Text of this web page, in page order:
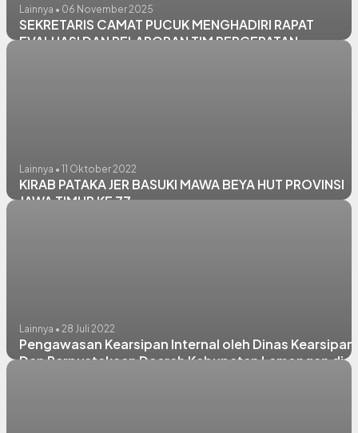
Lainnya • 06 November 2025
SEKRETARIS CAMAT PUCUK MENGHADIRI RAPAT
EVALUASI DAN PELAPORAN TIM PERCEPATAN
Lainnya • 11 Oktober 2022
KIRAB PATAKA JER BASUKI MAWA BEYA HUT PROVINSI
JAWA TIMUR KE 77
Lainnya • 28 Juli 2022
Pengawasan Kearsipan Internal oleh Dinas Kearsipan
Dan Perpustakaan Daerah Kabupaten Lamongan di